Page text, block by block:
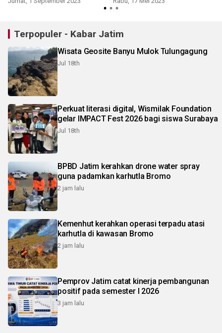
Terpopuler - Kabar Jatim
Wisata Geosite Banyu Mulok Tulungagung
Jul 18th
Perkuat literasi digital, Wismilak Foundation
gelar IMPACT Fest 2026 bagi siswa Surabaya
Jul 18th
BPBD Jatim kerahkan drone water spray
guna padamkan karhutla Bromo
2 jam lalu
Kemenhut kerahkan operasi terpadu atasi
karhutla di kawasan Bromo
2 jam lalu
Pemprov Jatim catat kinerja pembangunan
positif pada semester I 2026
3 jam lalu